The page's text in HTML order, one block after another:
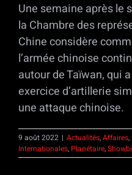
Une semaine après le
la Chambre des
Chine considère
l’armée chinoise
autour de Taïwan, qui
exercice d’artillerie
une attaque chinoise.
9 août 2022 | Actualités,Affaires,
Internationales, Planétaire,